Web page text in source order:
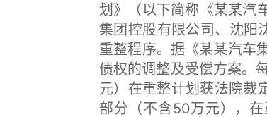
划》（以下简称《某某汽
集团控股有限公司、沈阳
重整程序。据《某某汽车
债权的调整及受偿方案。
元）在重整计划获法院裁
部分（不含50万元），